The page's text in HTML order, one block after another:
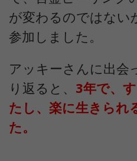
が変わるのではない
参加しました。
アッキーさんに出会
り返ると、 3年で、
たし、楽に生きられ
た。